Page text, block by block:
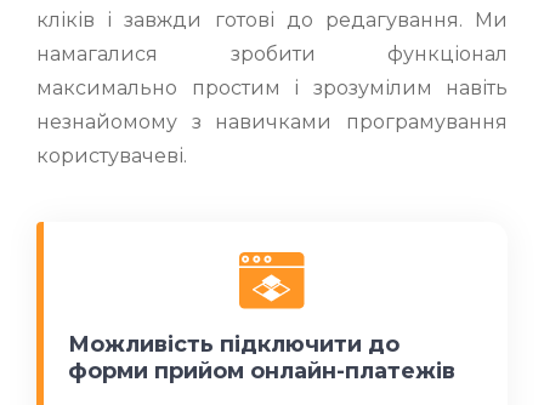
кліків і завжди готові до редагування. Ми
намагалися зробити функціонал
максимально простим і зрозумілим навіть
незнайомому з навичками програмування
користувачеві.
Можливість підключити до
форми прийом онлайн-платежів